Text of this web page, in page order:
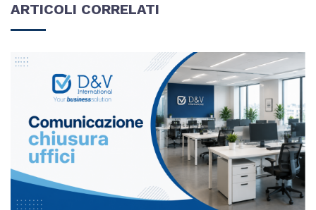
ARTICOLI CORRELATI